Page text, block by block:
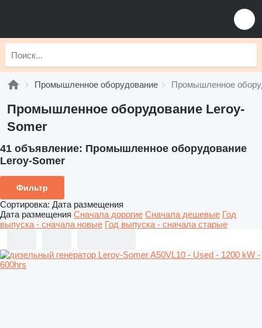
Промышленное оборудование Промышленное
Промышленное оборудование Leroy-
Somer
41 объявление: Промышленное оборудование
Leroy-Somer
Фильтр
Сортировка: Дата размещения
Дата размещения Сначала дорогие Сначала дешевые Год
выпуска - сначала новые Год выпуска - сначала старые